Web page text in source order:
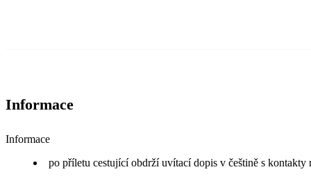
Informace
Informace
po příletu cestující obdrží uvítací dopis v češtině s